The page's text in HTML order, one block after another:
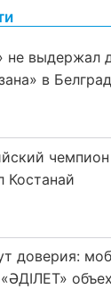
не выдержал
в
Костанай
доверия: